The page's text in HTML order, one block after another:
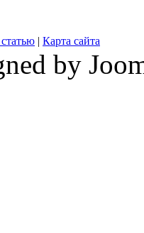
| Карта сайта
by